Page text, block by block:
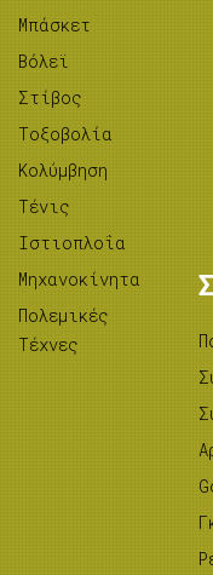
Μπάσκετ
Βόλεϊ
Στίβος
Tοξοβολία
Κολύμβηση
Τένις
Ιστιοπλοΐα
Μηχανοκίνητα
Πολεμικές
Τέχνες